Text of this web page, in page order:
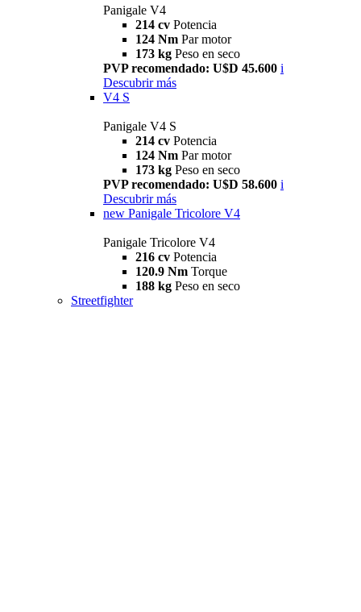
Panigale V4
214 cv Potencia
124 Nm Par motor
173 kg Peso en seco
PVP recomendado: U$D 45.600 i
Descubrir más
V4 S
Panigale V4 S
214 cv Potencia
124 Nm Par motor
173 kg Peso en seco
PVP recomendado: U$D 58.600 i
Descubrir más
new Panigale Tricolore V4
Panigale Tricolore V4
216 cv Potencia
120.9 Nm Torque
188 kg Peso en seco
Streetfighter